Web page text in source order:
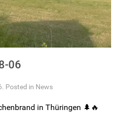
06
Posted in News
in Thüringen 🌲🔥